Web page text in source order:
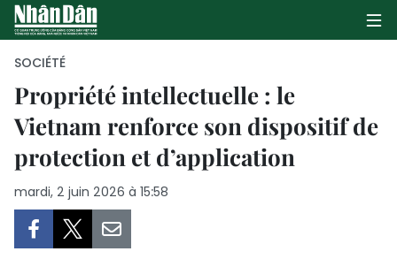
PAGE D'ACCUEIL
POLITIQUE
SOCIÉTÉ
Propriété intellectuelle : le
Vietnam renforce son dispositif de
protection et d’application
mardi, 2 juin 2026 à 15:58